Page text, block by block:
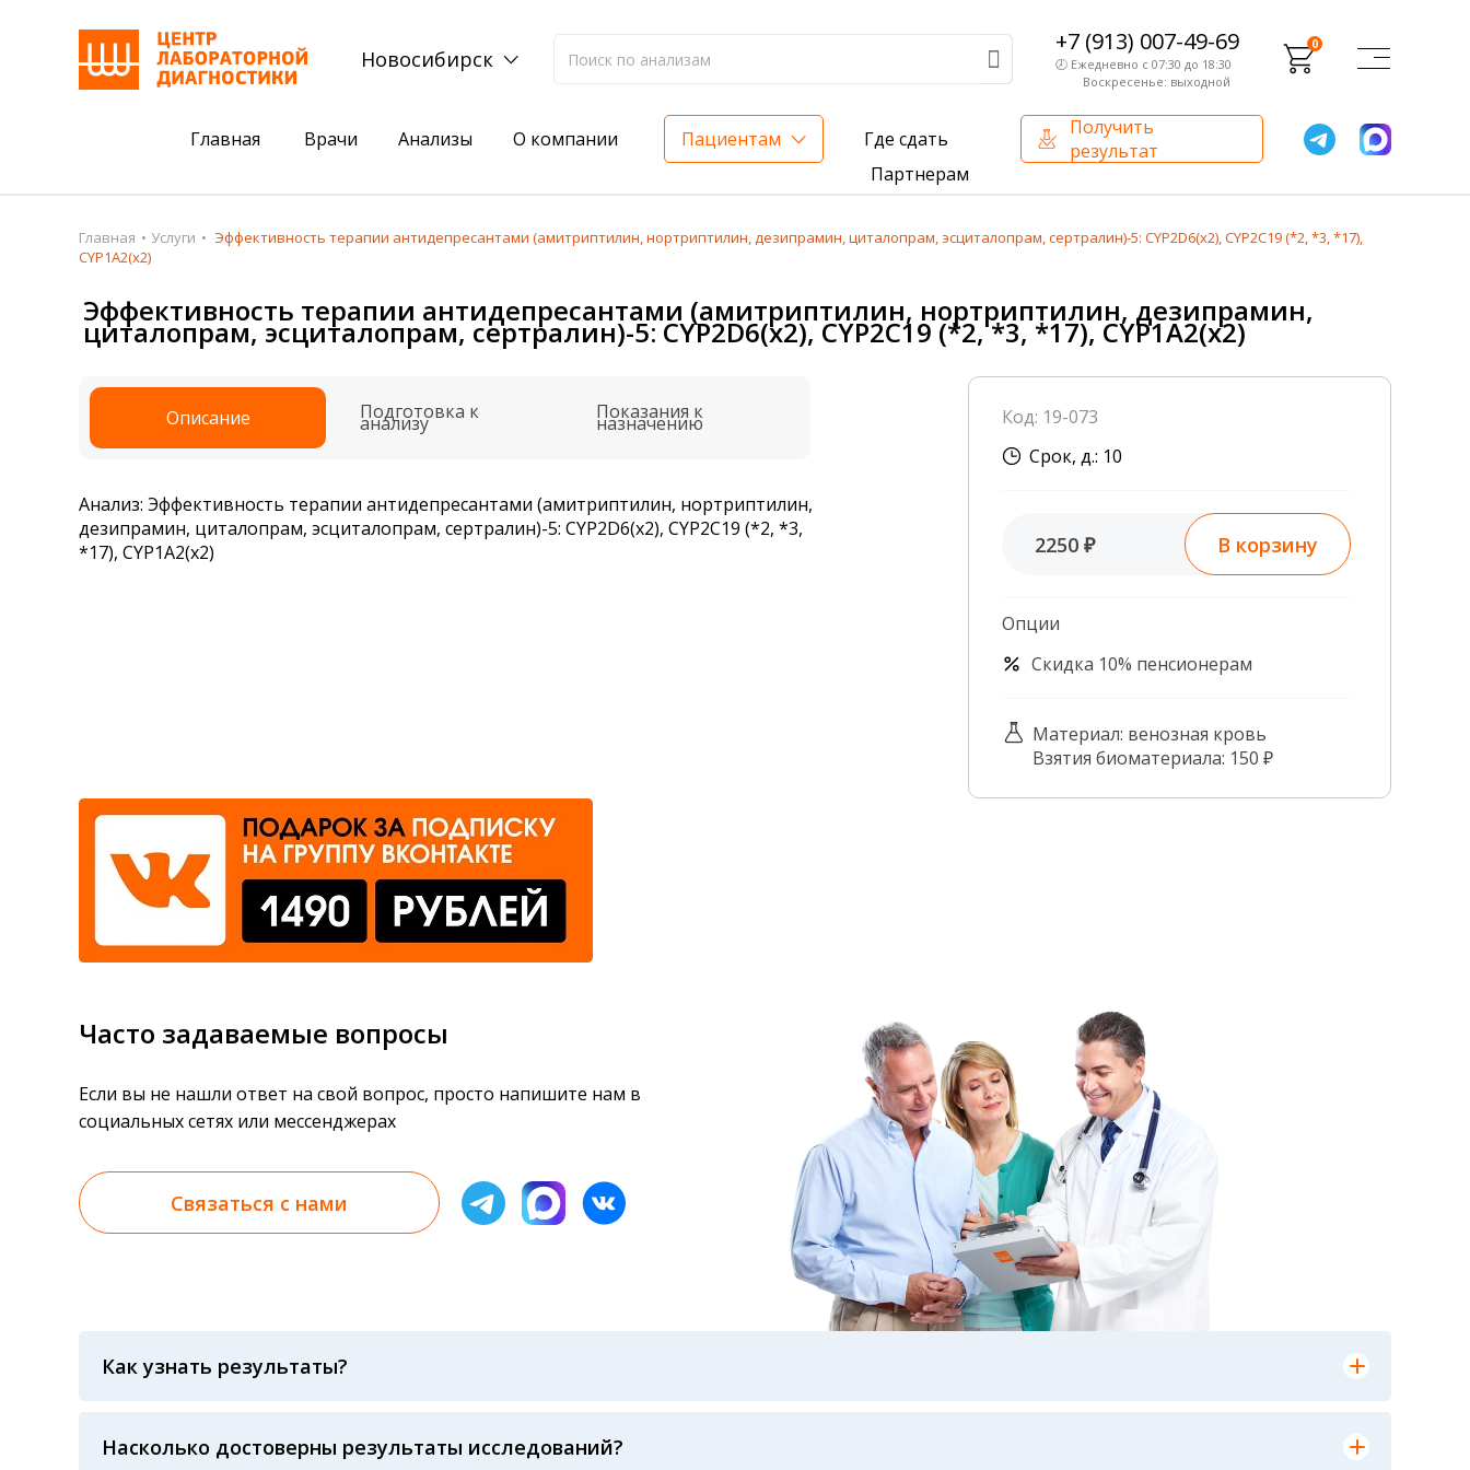
Новосибирск
+7 (913) 007-49-69
🕗 Ежедневно с 07:30 до 18:30
Воскресенье: выходной
0
Главная Врачи Анализы О компании Пациентам
Где сдать
Партнерам
Получить
результат
Пациентам
Анализы
Получить результаты
База знаний
Где сдать
Время работы
Акции
Комплексная оценка вашего здоровья
О компании
Оборудование
Контакты
Партнерам
Главная Услуги
Эффективность терапии антидепресантами (амитриптилин, нортриптилин, дезипрамин, циталопрам, эсциталопрам, сертралин)-5: CYP2D6(х2), CYP2C19 (*2, *3, *17),
CYP1A2(х2)
Эффективность терапии антидепресантами (амитриптилин, нортриптилин, дезипрамин,
циталопрам, эсциталопрам, сертралин)-5: CYP2D6(х2), CYP2C19 (*2, *3, *17), CYP1A2(х2)
Описание Подготовка к
анализу Показания к
назначению
Анализ: Эффективность терапии антидепресантами (амитриптилин, нортриптилин,
дезипрамин, циталопрам, эсциталопрам, сертралин)-5: CYP2D6(х2), CYP2C19 (*2, *3,
*17), CYP1A2(х2)
Код: 19-073
Срок, д.: 10
2250 ₽ В корзину
Опции
Скидка 10% пенсионерам
Материал: венозная кровь
Взятия биоматериала: 150 ₽
Часто задаваемые вопросы
Если вы не нашли ответ на свой вопрос, просто напишите нам в
социальных сетях или мессенджерах
Связаться с нами
Как узнать результаты?
анализов при предъявлении паспорта или чека об оплате
Насколько достоверны результаты исследований?
Гарантия качества лабораторных тестов обеспечивается соблюдением международных стандартов выполнения лабораторных исследований и